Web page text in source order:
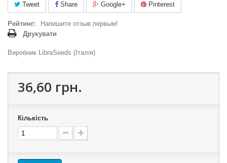
Tweet Share Google+ Pinterest
Рейтинг:
Напишите отзыв первым!
Друкувати
Виробник LibraSeeds (Італія)
36,60 грн.
Кількість